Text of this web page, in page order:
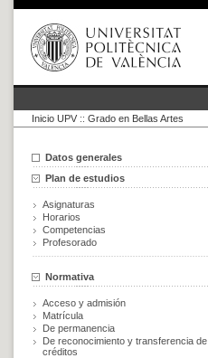
Inicio UPV :: Grado en Bellas Artes
Datos generales
Plan de estudios
Asignaturas
Horarios
Competencias
Profesorado
Normativa
Acceso y admisión
Matrícula
De permanencia
De reconocimiento y transferencia de
créditos